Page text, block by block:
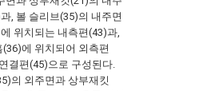
, 볼 슬리브(35)의 내주면
위치되는 내측편(43)과,
에 위치되어 외측편
결편(45)으로 구성된다.
의 외주면과 상부재킷